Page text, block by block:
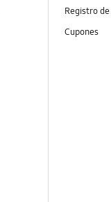
Registro
Cupones